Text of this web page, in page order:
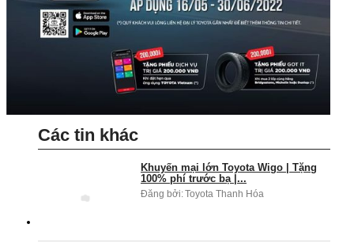
Các tin khác
Khuyến mại lớn Toyota Wigo | Tặng
100% phí trước bạ |...
Đăng bởi:Toyota Thanh Hóa